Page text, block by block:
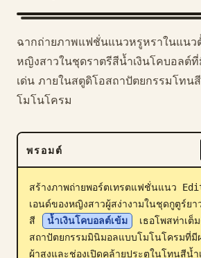
ทักษะ
พรอมต์
ราคา
ดาวน์โหลด
บล็อก
อัปเดต
ฉากถ่ายภาพแฟชั่นแนวหรูหราในแนว
หญิงสาวในชุดราตรีสีน้ำเงินโคบอลต์
เด่น ภายในสตูดิโอสถาปัตยกรรมโทน
โมโนโครม
พรอมต์
สร้างภาพถ่ายพอร์ตเทรตแฟชั่นแนว
เอนด์ของหญิงสาวผู้สง่างามในชุดกูตูร์ย
สี
น้ำเงินโคบอลต์เข้ม
เธอโพสท่าเต็
สถาปัตยกรรมมินิมอลแบบโมโนโครมที่มี
ผ้าสูงและช่องเปิดคล้ายประตูในโทนสีน้ำ